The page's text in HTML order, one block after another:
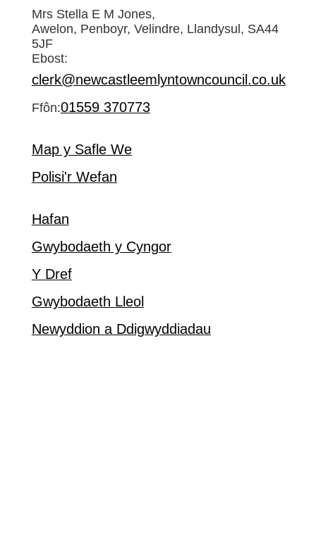
Mrs Stella E M Jones,
Awelon, Penboyr, Velindre, Llandysul, SA44
5JF
Ebost:
clerk@newcastleemlyntowncouncil.co.uk
Ffôn:01559 370773
Map y Safle We
Polisi'r Wefan
Hafan
Gwybodaeth y Cyngor
Y Dref
Gwybodaeth Lleol
Newyddion a Ddigwyddiadau